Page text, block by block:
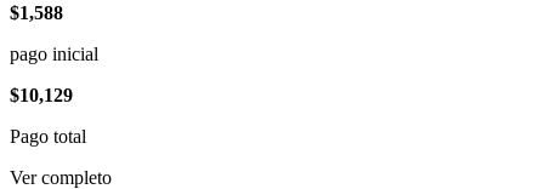
$1,588
pago inicial
$10,129
Pago total
Ver completo